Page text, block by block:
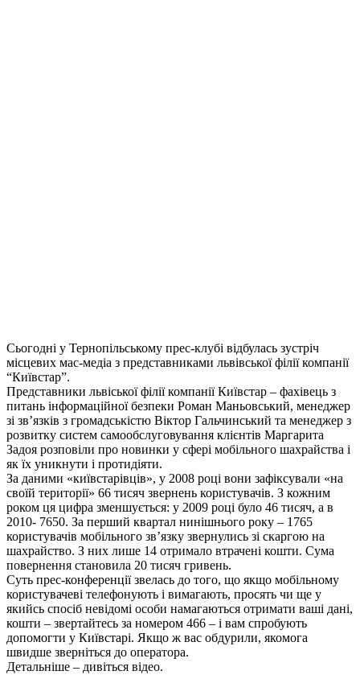
Сьогодні у Тернопільському прес-клубі відбулась зустріч
місцевих мас-медіа з представниками львівської філії компанії
“Київстар”.
Представники львіської філії компанії Київстар – фахівець з
питань інформаційної безпеки Роман Маньовський, менеджер
зі зв’язків з громадськістю Віктор Гальчинський та менеджер з
розвитку систем самообслуговування клієнтів Маргарита
Задоя розповіли про новинки у сфері мобільного шахрайства і
як їх уникнути і протидіяти.
За даними «київстарівців», у 2008 році вони зафіксували «на
своїй території» 66 тисяч звернень користувачів. З кожним
роком ця цифра зменшується: у 2009 році було 46 тисяч, а в
2010- 7650. За перший квартал нинішнього року – 1765
користувачів мобільного зв’язку звернулись зі скаргою на
шахрайство. З них лише 14 отримало втрачені кошти. Сума
повернення становила 20 тисяч гривень.
Суть прес-конференції звелась до того, що якщо мобільному
користувачеві телефонують і вимагають, просять чи ще у
якийсь спосіб невідомі особи намагаються отримати ваші дані,
кошти – звертайтесь за номером 466 – і вам спробують
допомогти у Київстарі. Якщо ж вас обдурили, якомога
швидше зверніться до оператора.
Детальніше – дивіться відео.